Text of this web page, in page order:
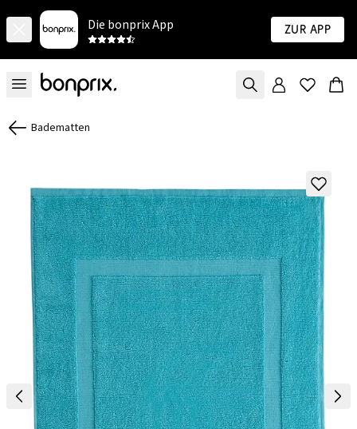
Die bonprix App Zur App
Badematten